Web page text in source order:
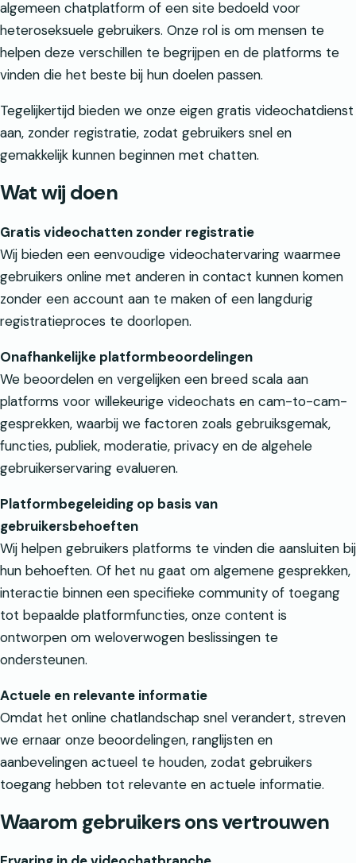
algemeen chatplatform of een site bedoeld voor
heteroseksuele gebruikers. Onze rol is om mensen te
helpen deze verschillen te begrijpen en de platforms te
vinden die het beste bij hun doelen passen.
Tegelijkertijd bieden we onze eigen gratis videochatdienst
aan, zonder registratie, zodat gebruikers snel en
gemakkelijk kunnen beginnen met chatten.
Wat wij doen
Gratis videochatten zonder registratie
Wij bieden een eenvoudige videochatervaring waarmee
gebruikers online met anderen in contact kunnen komen
zonder een account aan te maken of een langdurig
registratieproces te doorlopen.
Onafhankelijke platformbeoordelingen
We beoordelen en vergelijken een breed scala aan
platforms voor willekeurige videochats en cam-to-cam-
gesprekken, waarbij we factoren zoals gebruiksgemak,
functies, publiek, moderatie, privacy en de algehele
gebruikerservaring evalueren.
Platformbegeleiding op basis van
gebruikersbehoeften
Wij helpen gebruikers platforms te vinden die aansluiten bij
hun behoeften. Of het nu gaat om algemene gesprekken,
interactie binnen een specifieke community of toegang
tot bepaalde platformfuncties, onze content is
ontworpen om weloverwogen beslissingen te
ondersteunen.
Actuele en relevante informatie
Omdat het online chatlandschap snel verandert, streven
we ernaar onze beoordelingen, ranglijsten en
aanbevelingen actueel te houden, zodat gebruikers
toegang hebben tot relevante en actuele informatie.
Waarom gebruikers ons vertrouwen